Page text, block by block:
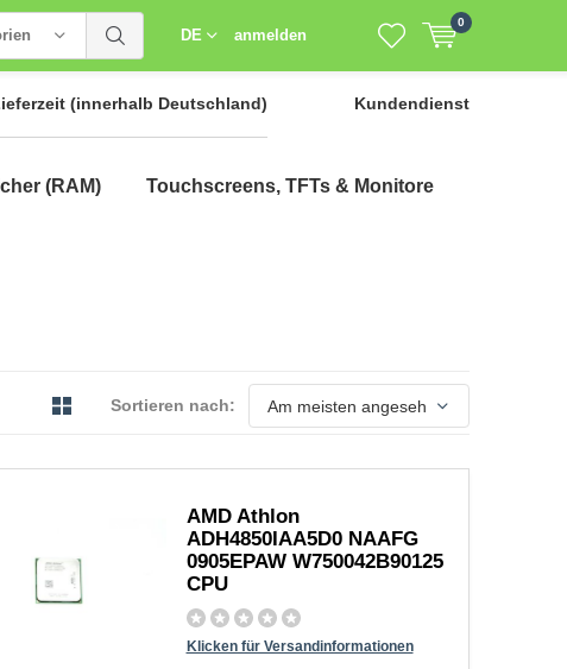
DE anmelden
0
(innerhalb Deutschland) Kundendienst
(RAM) Touchscreens, TFTs & Monitore
Sortieren nach:
AMD Athlon
ADH4850IAA5D0 NAAFG
0905EPAW W750042B90125
CPU
Klicken für Versandinformationen